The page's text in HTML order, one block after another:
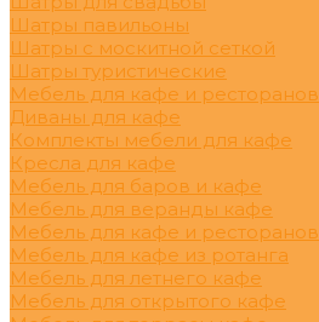
Шатры павильоны
Шатры с москитной сеткой
Шатры туристические
Мебель для кафе и ресторанов
Диваны для кафе
Комплекты мебели для кафе
Кресла для кафе
Мебель для баров и кафе
Мебель для веранды кафе
Мебель для кафе и ресторанов
Мебель для кафе из ротанга
Мебель для летнего кафе
Мебель для открытого кафе